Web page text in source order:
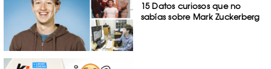
15 Datos curiosos que no
sabías sobre Mark Zuckerberg